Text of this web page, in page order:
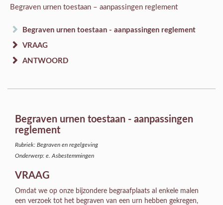
Begraven urnen toestaan – aanpassingen reglement
Begraven urnen toestaan - aanpassingen reglement
VRAAG
ANTWOORD
Begraven urnen toestaan - aanpassingen
reglement
Rubriek: Begraven en regelgeving
Onderwerp: e. Asbestemmingen
VRAAG
Omdat we op onze bijzondere begraafplaats al enkele malen
een verzoek tot het begraven van een urn hebben gekregen,